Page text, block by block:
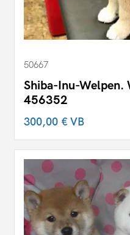
50667
Shiba-Inu-
456352
300,00 €VB